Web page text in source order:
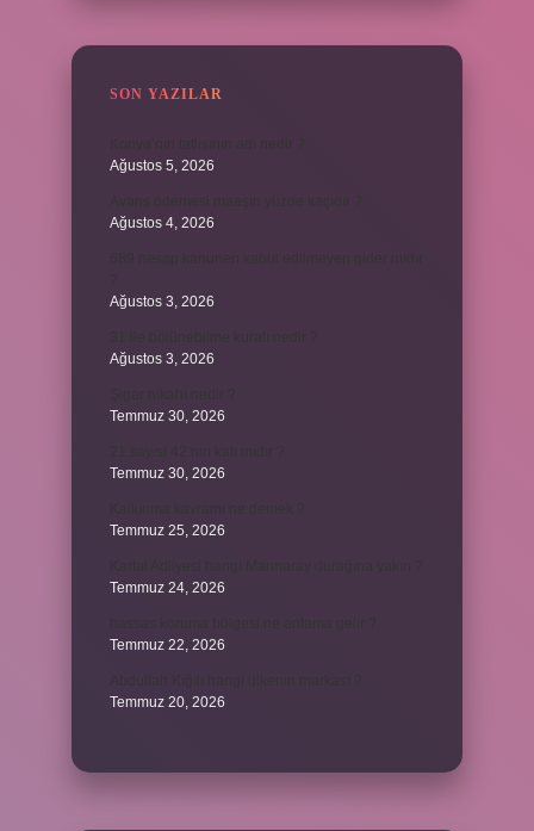
SON YAZILAR
Ağustos 5, 2026
Ağustos 4, 2026
Ağustos 3, 2026
Ağustos 3, 2026
Temmuz 30, 2026
Temmuz 30, 2026
Temmuz 25, 2026
Temmuz 24, 2026
Temmuz 22, 2026
Temmuz 20, 2026